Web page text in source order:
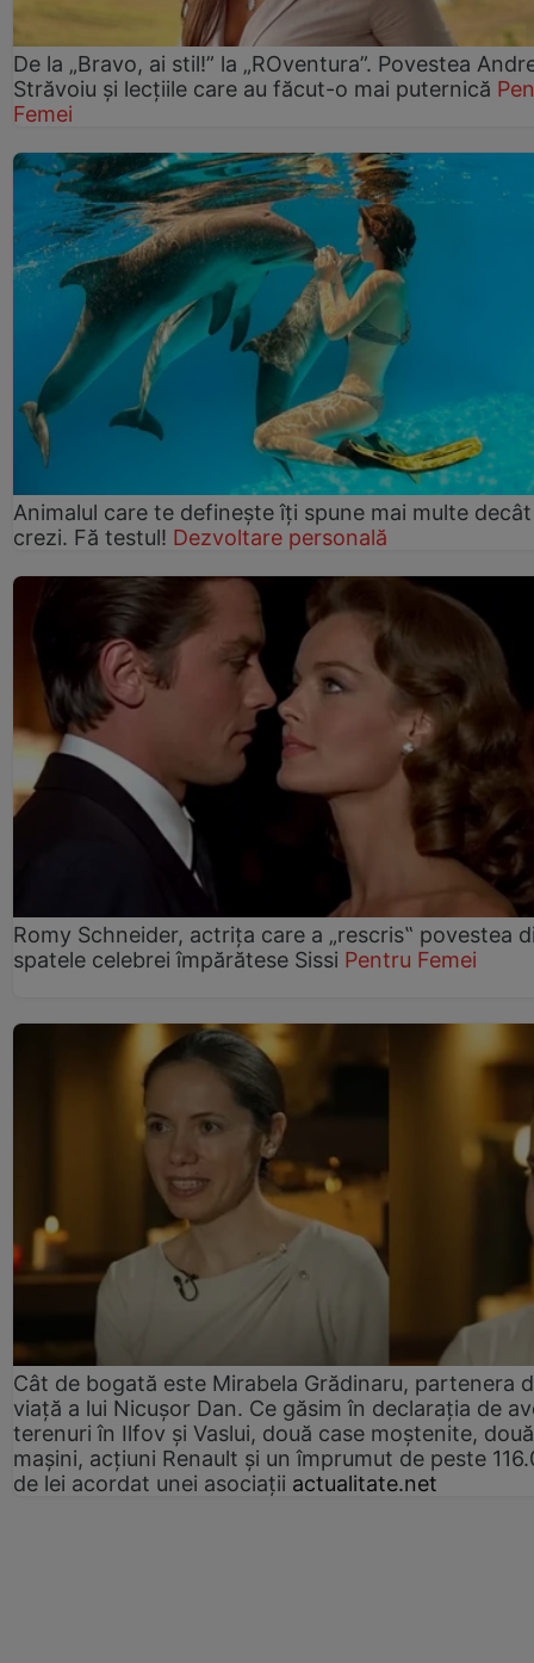
De la „Bravo, ai stil!” la „ROventura”. Povestea
Străvoiu și lecțiile care au făcut-o mai puternică
Femei
Animalul care te definește îți spune mai multe decât
crezi. Fă testul! Dezvoltare personală
Romy Schneider, actrița care a „rescris‟ povestea
spatele celebrei împărătese Sissi Pentru Femei
Cât de bogată este Mirabela Grădinaru, partenera
viață a lui Nicușor Dan. Ce găsim în declarația de
terenuri în Ilfov și Vaslui, două case moștenite, două
mașini, acțiuni Renault și un împrumut de peste
de lei acordat unei asociații actualitate.net